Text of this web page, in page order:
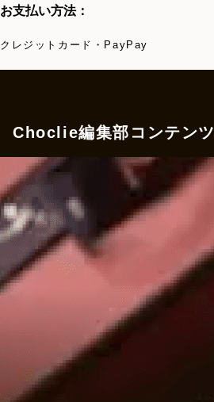
お支払い方法：
クレジットカード・PayPay
Choclie編集部コンテンツ